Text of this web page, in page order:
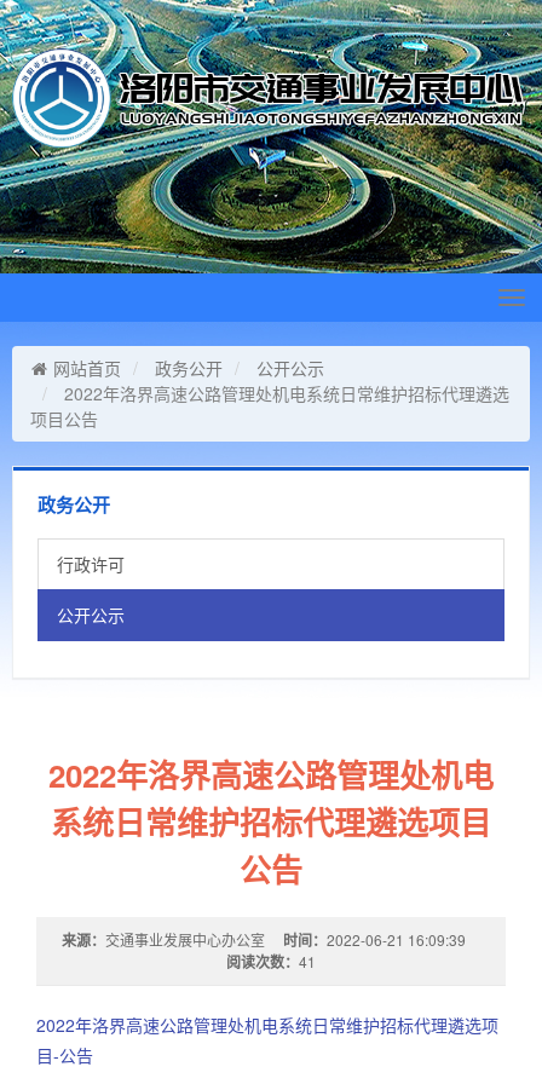
网站首页
政务公开
公开公示
2022年洛界高速公路管理处机电系统日常维护招标代理遴选
项目公告
政务公开
行政许可
公开公示
2022年洛界高速公路管理处机电
系统日常维护招标代理遴选项目
公告
来源： 交通事业发展中心办公室 时间： 2022-06-21 16:09:39
阅读次数： 41
2022年洛界高速公路管理处机电系统日常维护招标代理遴选项
目-公告